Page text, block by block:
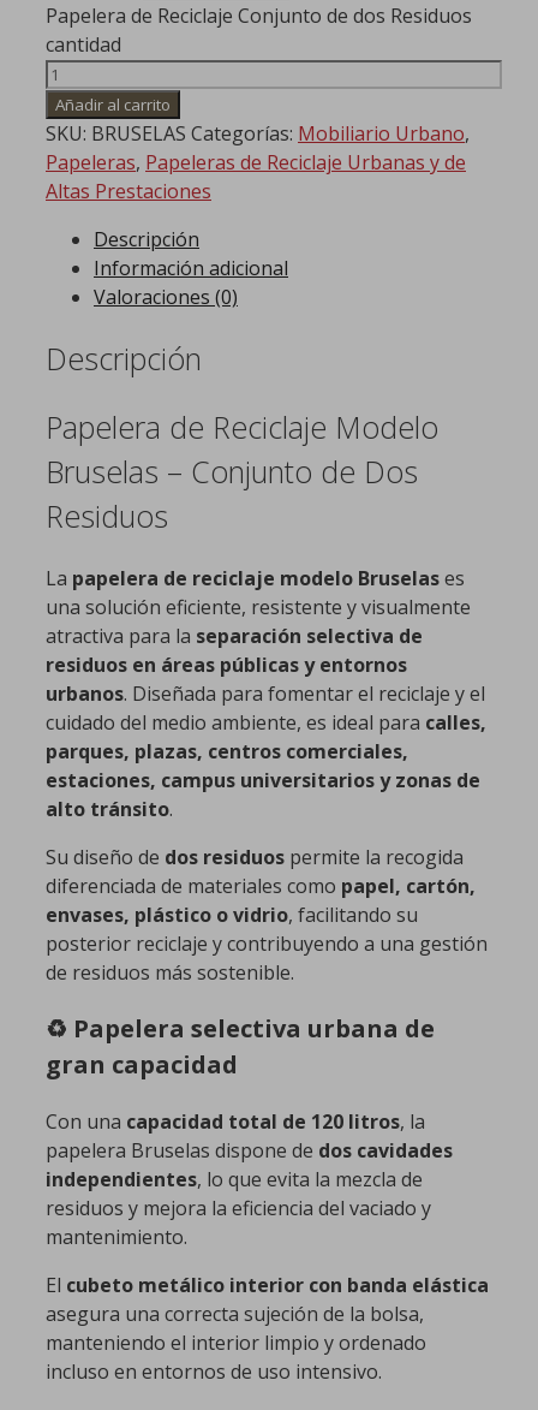
Papelera de Reciclaje Conjunto de dos Residuos
cantidad
Añadir al carrito
SKU: BRUSELAS Categorías: Mobiliario Urbano,
Papeleras, Papeleras de Reciclaje Urbanas y de
Altas Prestaciones
Descripción
Información adicional
Valoraciones (0)
Descripción
Papelera de Reciclaje Modelo
Bruselas – Conjunto de Dos
Residuos
La papelera de reciclaje modelo Bruselases
una solución eficiente, resistente y visualmente
atractiva para la separación selectiva de
residuos en áreas públicas y entornos
urbanos. Diseñada para fomentar el reciclaje y el
cuidado del medio ambiente, es ideal para calles,
parques, plazas, centros comerciales,
estaciones, campus universitarios y zonas de
alto tránsito.
Su diseño de dos residuos permite la recogida
diferenciada de materiales como papel, cartón,
envases, plástico o vidrio, facilitando su
posterior reciclaje y contribuyendo a una gestión
de residuos más sostenible.
♻️ Papelera selectiva urbana de
gran capacidad
Con una capacidad total de 120 litros, la
papelera Bruselas dispone de dos cavidades
independientes, lo que evita la mezcla de
residuos y mejora la eficiencia del vaciado y
mantenimiento.
El cubeto metálico interior con banda elástica
asegura una correcta sujeción de la bolsa,
manteniendo el interior limpio y ordenado
incluso en entornos de uso intensivo.